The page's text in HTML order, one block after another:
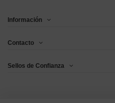
Información
Contacto
Sellos de Confianza